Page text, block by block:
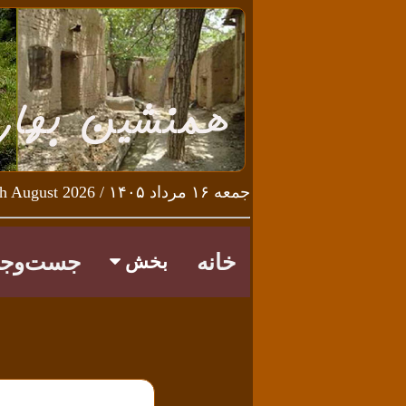
جمعه ۱۶ مرداد ۱۴۰۵ / Friday 7th August 2026
خانه بخش